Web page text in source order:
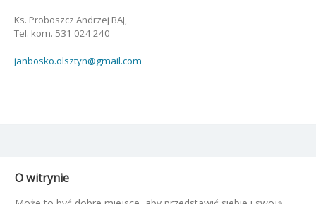
Ks. Proboszcz Andrzej BAJ,
Tel. kom. 531 024 240
janbosko.olsztyn@gmail.com
O witrynie